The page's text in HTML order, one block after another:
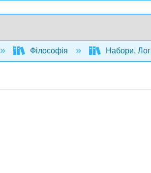
Філософія Набори,